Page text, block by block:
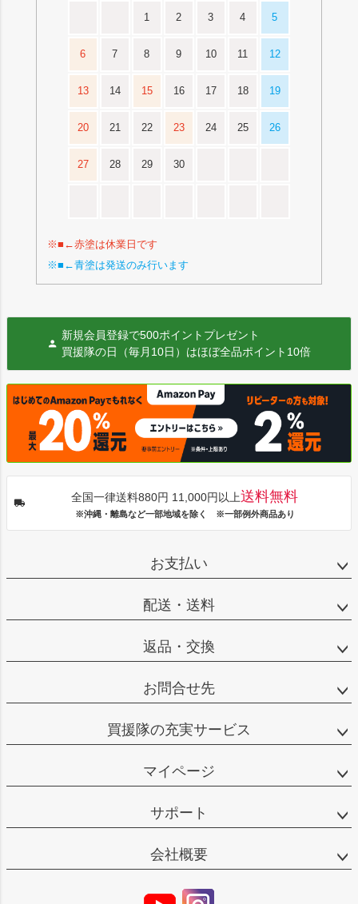
1 2 3 4 5
6 7 8 9 10 11 12
13 14 15 16 17 18 19
20 21 22 23 24 25 26
27 28 29 30
※■←赤塗は休業日です
※■←青塗は発送のみ行います
新規会員登録で500ポイントプレゼント
買援隊の日（毎月10日）はほぼ全品ポイント10倍
全国一律送料880円 11,000円以上送料無料
※沖縄・離島など一部地域を除く ※一部例外商品あり
お支払い
配送・送料
返品・交換
お問合せ先
買援隊の充実サービス
マイページ
サポート
会社概要